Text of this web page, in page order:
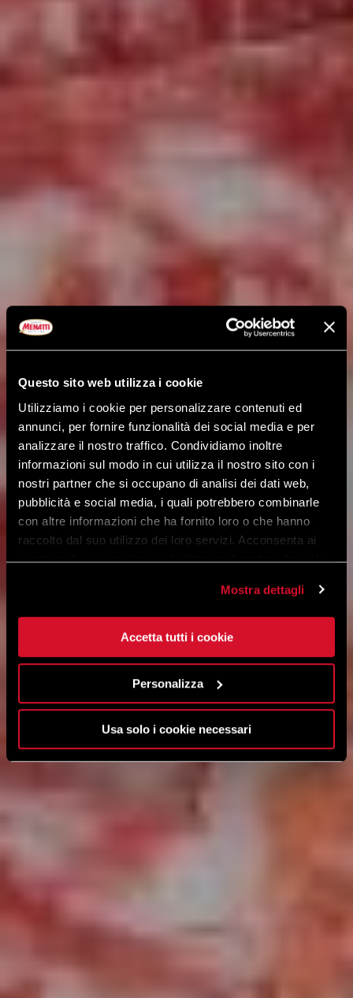
Questo sito web utilizza i cookie
Utilizziamo i cookie per personalizzare contenuti ed
annunci, per fornire funzionalità dei social media e per
analizzare il nostro traffico. Condividiamo inoltre
informazioni sul modo in cui utilizza il nostro sito con i
nostri partner che si occupano di analisi dei dati web,
pubblicità e social media, i quali potrebbero combinarle
con altre informazioni che ha fornito loro o che hanno
raccolto dal suo utilizzo dei loro servizi. Acconsenta ai
nostri cookie se continua ad utilizzare il nostro sito web.
Mostra dettagli
Accetta tutti i cookie
Personalizza
Usa solo i cookie necessari